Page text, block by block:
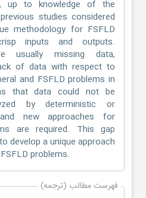
up to knowledge of the
studies considered
methodology for FSFLD
inputs and outputs.
usually missing data,
of data with respect to
and FSFLD problems in
that data could not be
by deterministic or
new approaches for
are required. This gap
develop a unique approach
problems.
فهرست مطالب (ترجمه)